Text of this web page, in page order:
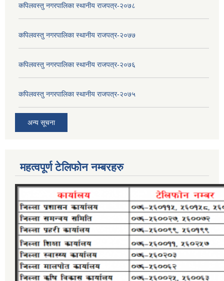
कपिलवस्तु नगरपालिका स्थानीय राजपत्र-२०७८
कपिलवस्तु नगरपालिका स्थानीय राजपत्र-२०७७
कपिलवस्तु नगरपालिका स्थानीय राजपत्र-२०७६
कपिलवस्तु नगरपालिका स्थानीय राजपत्र-२०७५
अन्य सूचना
महत्वपूर्ण टेलिफोन नम्बरहरु